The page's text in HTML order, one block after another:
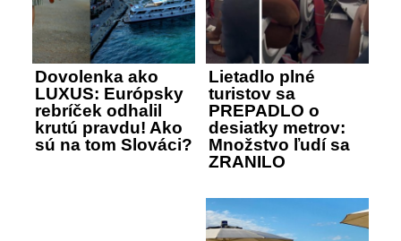
Dovolenka ako
LUXUS: Európsky
rebríček odhalil
krutú pravdu! Ako
sú na tom Slováci?
Lietadlo plné
turistov sa
PREPADLO o
desiatky metrov:
Množstvo ľudí sa
ZRANILO